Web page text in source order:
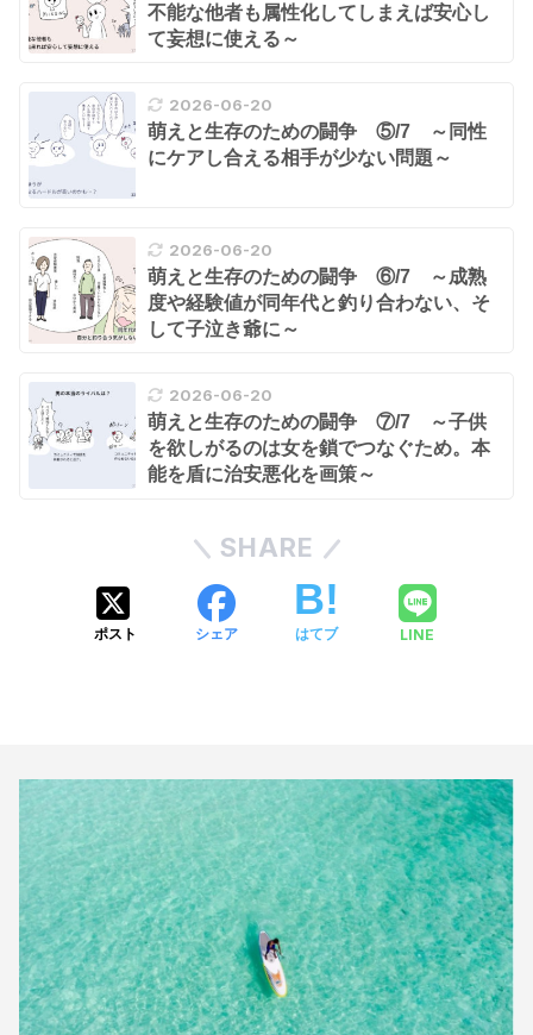
不能な他者も属性化してしまえば安心し
て妄想に使える～
2026-06-20
萌えと生存のための闘争 ⑤/7 ～同性
にケアし合える相手が少ない問題～
2026-06-20
萌えと生存のための闘争 ⑥/7 ～成熟
度や経験値が同年代と釣り合わない、そ
して子泣き爺に～
2026-06-20
萌えと生存のための闘争 ⑦/7 ～子供
を欲しがるのは女を鎖でつなぐため。本
能を盾に治安悪化を画策～
SHARE
ポスト シェア はてブ LINE